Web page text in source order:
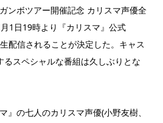
ンボツアー開催記念 カリスマ声優全
1日19時より『カリスマ』公式
配信されることが決定した。キャス
るスペシャルな番組は久しぶりとな
』の七人のカリスマ声優(小野友樹、